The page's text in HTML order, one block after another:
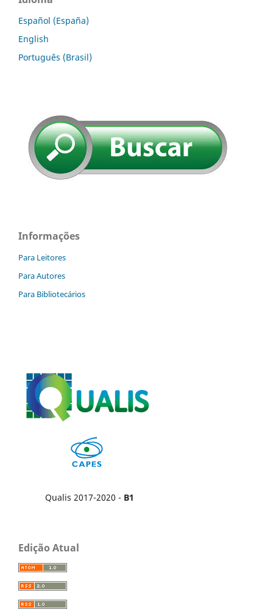
Español (España)
English
Português (Brasil)
Informações
Para Leitores
Para Autores
Para Bibliotecários
Qualis 2017-2020 - B1
Edição Atual